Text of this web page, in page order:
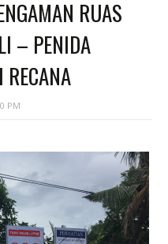
RUAS
– PENIDA
PM